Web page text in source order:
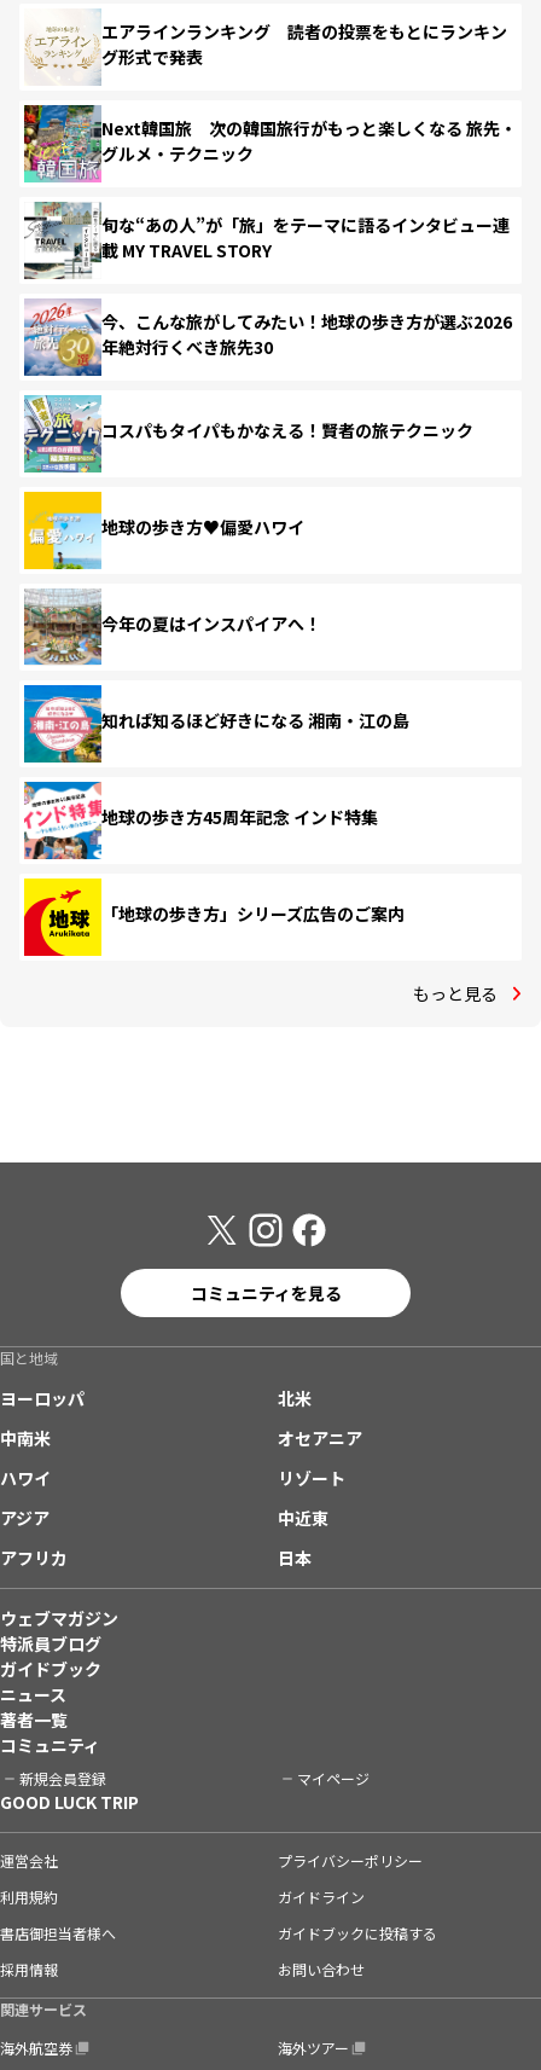
エアラインランキング 読者の投票をもとにランキン
グ形式で発表
Next韓国旅 次の韓国旅行がもっと楽しくなる 旅先・
グルメ・テクニック
旬な“あの人”が「旅」をテーマに語るインタビュー連
載 MY TRAVEL STORY
今、こんな旅がしてみたい！地球の歩き方が選ぶ2026
年絶対行くべき旅先30
コスパもタイパもかなえる！賢者の旅テクニック
地球の歩き方♥偏愛ハワイ
今年の夏はインスパイアへ！
知れば知るほど好きになる 湘南・江の島
地球の歩き方45周年記念 インド特集
「地球の歩き方」シリーズ広告のご案内
もっと見る
コミュニティを見る
国と地域
ヨーロッパ
北米
中南米
オセアニア
ハワイ
リゾート
アジア
中近東
アフリカ
日本
ウェブマガジン
特派員ブログ
ガイドブック
ニュース
著者一覧
コミュニティ
新規会員登録 マイページ
GOOD LUCK TRIP
運営会社
プライバシーポリシー
利用規約
ガイドライン
書店御担当者様へ
ガイドブックに投稿する
採用情報
お問い合わせ
関連サービス
海外航空券
海外ツアー